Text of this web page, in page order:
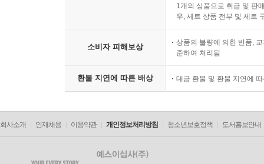
1개의 상품으로 취급 및 판
우, 세트 상품 전부 및 세트
소비자 피해보상
상품의 불량에 의한 반품,
준하여 처리됨
환불 지연에 따른 배상 대금 환불 및 환불 지연에
회사소개 인재채용 이용약관 개인정보처리방침 청소년보호정책 도서홍보안내